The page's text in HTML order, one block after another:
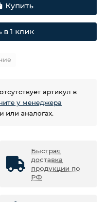
Купить
в 1 клик
артикул в
у менеджера
или аналогах.
Быстрая
доставка
продукции по
РФ